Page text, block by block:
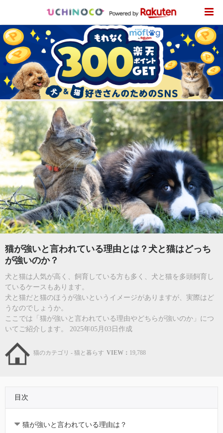
猫が強いと言われている理由とは？犬と猫はどっち
が強いのか？
犬と猫は人気が高く、飼育している方も多く、犬と猫を多頭飼育し
ているケースもあります。
犬と猫だと猫のほうが強いというイメージがありますが、実際はど
うなのでしょうか。
ここでは「猫が強いと言われている理由やどちらが強いのか」につ
いてご紹介します。 2025年05月03日作成
猫のカテゴリ - 猫と暮らす VIEW： 19,788
目次
猫が強いと言われている理由は？